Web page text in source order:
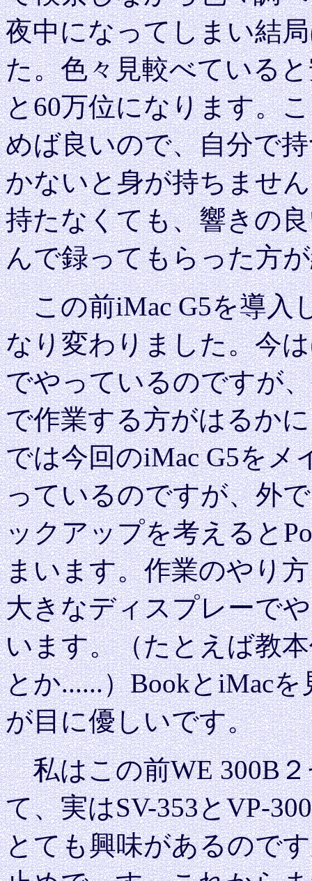
夜中になってしまい結
た。色々見較べている
と60万位になります。
めば良いので、自分で
かないと身が持ちませ
持たなくても、響きの
んで録ってもらった方
この前iMac G5を導入
なり変わりました。今
でやっているのですが
で作業する方がはるか
では今回のiMac G5を
っているのですが、外
ックアップを考えると
まいます。作業のやり
大きなディスプレーで
います。（たとえば教
とか......）BookとiMac
が目に優しいです。
私はこの前WE 300B２
て、実はSV-353とVP-
とても興味があるので